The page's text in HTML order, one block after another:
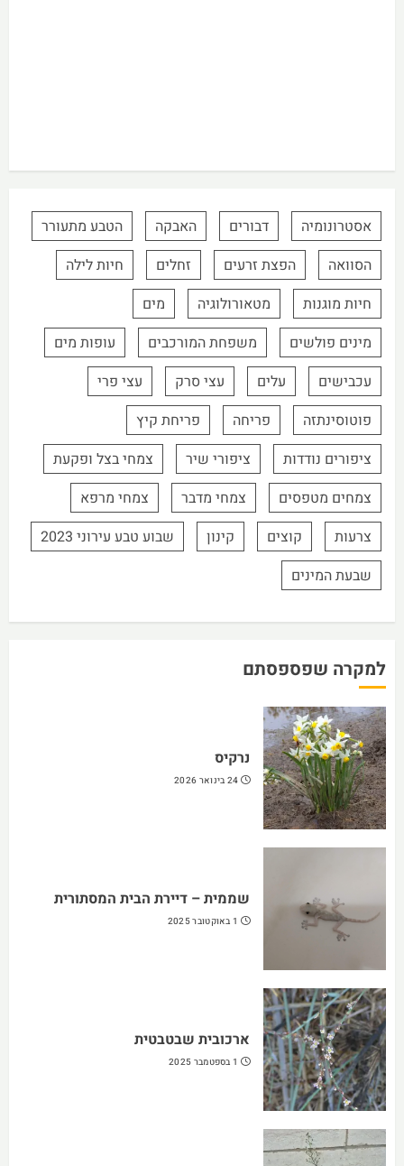
אסטרונומיה דבורים האבקה
הטבע מתעורר
הסוואה
הפצת זרעים זחלים
חיות לילה
חיות מוגנות
מטאורולוגיה
מים
מינים פולשים
משפחת המורכבים
עופות מים
עכבישים
עלים עצי סרק
עצי פרי
פוטוסינתזה
פריחה
פריחת קיץ
ציפורים נודדות
ציפורי שיר
צמחי בצל ופקעת
צמחים מטפסים
צמחי מדבר
צמחי מרפא
צרעות
קוצים קינון
שבוע טבע עירוני 2023
שבעת המינים
למקרה שפספסתם
נרקיס
24 בינואר 2026
שממית – דיירת הבית המסתורית
1 באוקטובר 2025
ארכובית שבטבטית
1 בספטמבר 2025